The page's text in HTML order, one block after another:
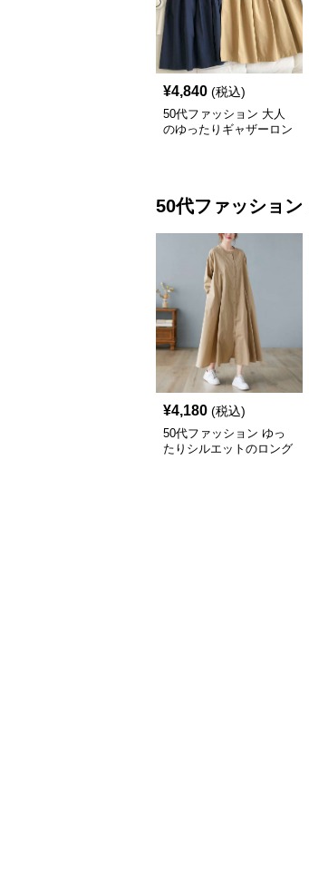
¥4,840 (税込)
50代ファッション 大人
のゆったりギャザーロン
50代ファッション
¥4,180 (税込)
50代ファッション ゆっ
たりシルエットのロング